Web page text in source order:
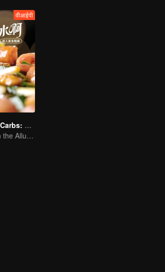
वीआईपी
Irresistible Carbs: Tempting Food Collection
Focusing on the Allure of Carbohydrate Staples